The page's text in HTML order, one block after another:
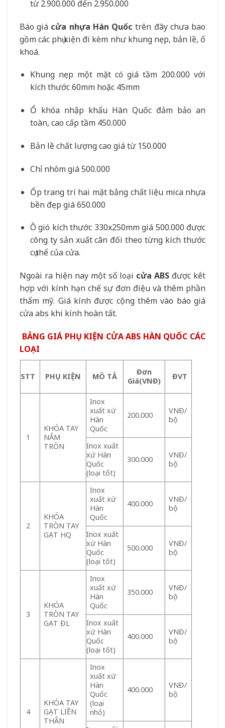
từ 2.900.000 đến 2.950.000
Báo giá cửa nhựa Hàn Quốctrên đây chưa bao
gồm các phụ kiện đi kèm như khung nẹp, bản lề, ổ
khoá.
Khung nẹp một mặt có giá tầm 200.000 với
kích thước 60mm hoặc 45mm
Ổ khóa nhập khẩu Hàn Quốc đảm bảo an
toàn, cao cấp tầm 450.000
Bản lề chất lượng cao giá từ 150.000
Chỉ nhôm giá 500.000
Ốp trang trí hai mặt bằng chất liệu mica nhựa
bền đẹp giá 650.000
Ô gió kích thước 330x250mm giá 500.000 được
công ty sản xuất cân đối theo từng kích thước
cụ thể của cửa.
Ngoài ra hiện nay một số loại cửa ABS được kết
hợp với kính hạn chế sự đơn điệu và thêm phần
thẩm mỹ. Giá kính được cộng thêm vào báo giá
cửa abs khi kính hoàn tất.
BẢNG GIÁ PHỤ KIỆN CỬA ABS HÀN QUỐC CÁC
LOẠI
STT PHỤ KIỆN MÔ TẢ
Đơn
Giá(VNĐ)
ĐVT
1
KHÓA TAY
NẮM
TRÒN
Inox
xuất xứ
Hàn
Quốc
200.000
VNĐ/
bộ
Inox xuất
xứ Hàn
Quốc
(loại tốt)
300.000
VNĐ/
bộ
2
KHÓA
TRÒN TAY
GẠT HQ
Inox
xuất xứ
Hàn
Quốc
400.000
VNĐ/
bộ
Inox xuất
xứ Hàn
Quốc
(loại tốt)
500.000
VNĐ/
bộ
3
KHÓA
TRÒN TAY
GẠT ĐL
Inox
xuất xứ
Hàn
Quốc
350.000
VNĐ/
bộ
Inox xuất
xứ Hàn
Quốc
(loại tốt)
400.000
VNĐ/
bộ
4
KHÓA TAY
GẠT LIỀN
THÂN
Inox
xuất xứ
Hàn
Quốc
(loại
nhỏ)
400.000
VNĐ/
bộ